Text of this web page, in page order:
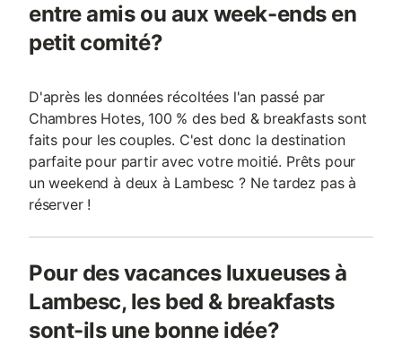
entre amis ou aux week-ends en
petit comité?
D'après les données récoltées l'an passé par
Chambres Hotes, 100 % des bed & breakfasts sont
faits pour les couples. C'est donc la destination
parfaite pour partir avec votre moitié. Prêts pour
un weekend à deux à Lambesc ? Ne tardez pas à
réserver !
Pour des vacances luxueuses à
Lambesc, les bed & breakfasts
sont-ils une bonne idée?